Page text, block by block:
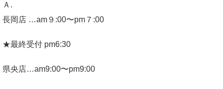
Ａ.
長岡店 …am９:00〜pm７:00
★最終受付 pm6:30
県央店…am9:00〜pm9:00